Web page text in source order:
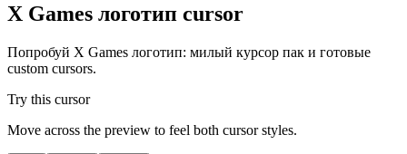
X Games логотип cursor
Попробуй X Games логотип: милый курсор пак и готовые
custom cursors.
Try this cursor
Move across the preview to feel both cursor styles.